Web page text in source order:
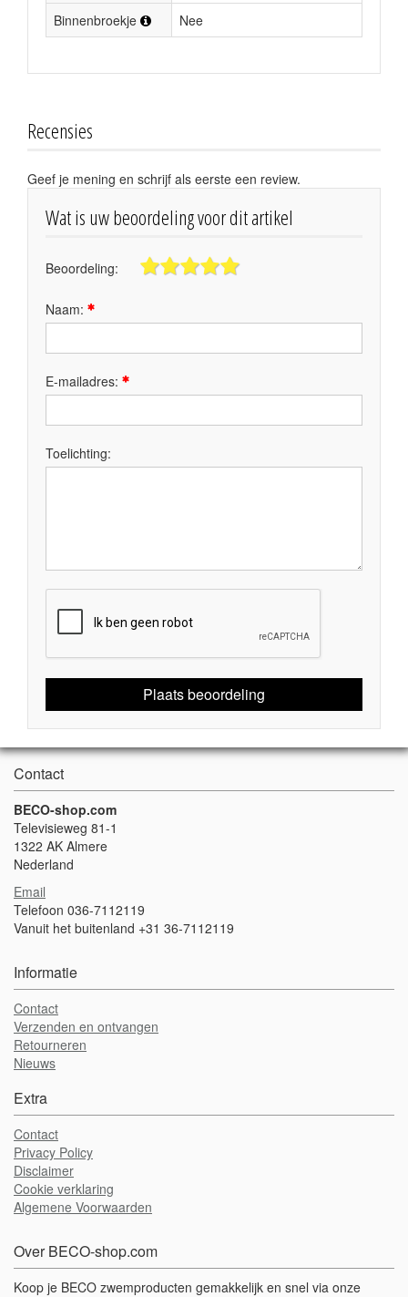
Binnenbroekje
Nee
Recensies
Geef je mening en schrijf als eerste een review.
Wat is uw beoordeling voor dit artikel
Beoordeling:
Naam:
E-mailadres:
Toelichting:
Plaats beoordeling
Contact
BECO-shop.com
Televisieweg 81-1
1322 AK Almere
Nederland
Email
Telefoon 036-7112119
Vanuit het buitenland +31 36-7112119
Informatie
Contact
Verzenden en ontvangen
Retourneren
Nieuws
Extra
Contact
Privacy Policy
Disclaimer
Cookie verklaring
Algemene Voorwaarden
Over BECO-shop.com
Koop je BECO zwemproducten gemakkelijk en snel via onze